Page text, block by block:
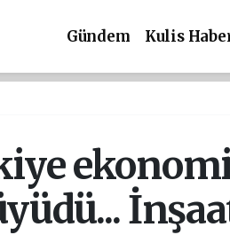
Gündem Kulis